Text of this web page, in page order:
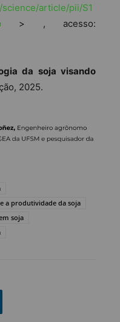
article/pii/S1
> , acesso:
da soja visando
2025.
a produtividade da soja
soja